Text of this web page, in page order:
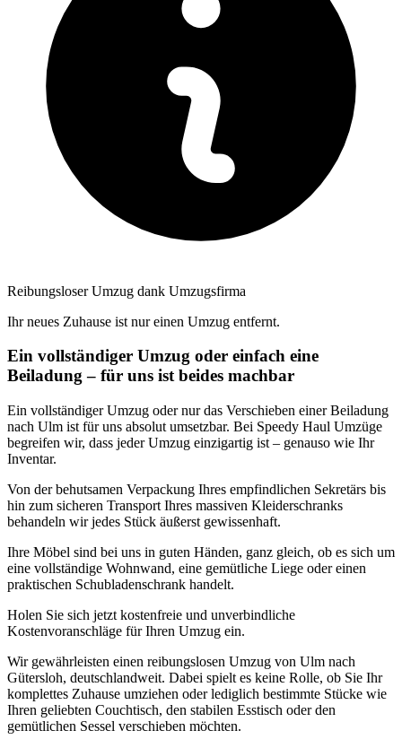
Reibungsloser Umzug dank Umzugsfirma
Ihr neues Zuhause ist nur einen Umzug entfernt.
Ein vollständiger Umzug oder einfach eine
Beiladung – für uns ist beides machbar
Ein vollständiger Umzug oder nur das Verschieben einer Beiladung
nach Ulm ist für uns absolut umsetzbar. Bei Speedy Haul Umzüge
begreifen wir, dass jeder Umzug einzigartig ist – genauso wie Ihr
Inventar.
Von der behutsamen Verpackung Ihres empfindlichen Sekretärs bis
hin zum sicheren Transport Ihres massiven Kleiderschranks
behandeln wir jedes Stück äußerst gewissenhaft.
Ihre Möbel sind bei uns in guten Händen, ganz gleich, ob es sich um
eine vollständige Wohnwand, eine gemütliche Liege oder einen
praktischen Schubladenschrank handelt.
Holen Sie sich jetzt kostenfreie und unverbindliche
Kostenvoranschläge für Ihren Umzug ein.
Wir gewährleisten einen reibungslosen Umzug von Ulm nach
Gütersloh, deutschlandweit. Dabei spielt es keine Rolle, ob Sie Ihr
komplettes Zuhause umziehen oder lediglich bestimmte Stücke wie
Ihren geliebten Couchtisch, den stabilen Esstisch oder den
gemütlichen Sessel verschieben möchten.